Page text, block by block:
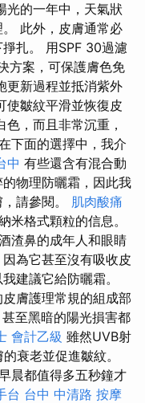
光的一年中，天氣狀
此外，皮膚通常必
扎。 用SPF 30過濾
方案，可保護膚色免
更新過程並抵消紫外
使皺紋平滑並恢復皮
，而且非常沉重，
下面的選擇中，我介
中 有些還含有混合動
物理防曬霜，因此我
請參閱。 肌肉酸痛
米格式顆粒的信息。
渣鼻的成年人和眼睛
因為它甚至沒有吸收皮
建議它給防曬霜。
膚護理常規的組成部
至黑暗的陽光損害都
會計乙級 雖然UVB射
衰老並促進皺紋。
晨都值得多五秒鐘才
台 台中 中清路 按摩